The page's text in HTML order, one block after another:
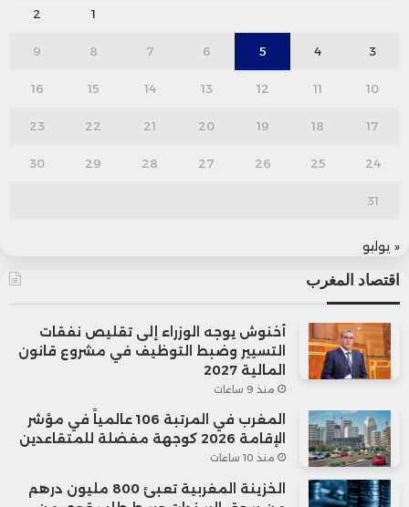
1
2
3
4
5
6
7
8
9
10
11
12
13
14
15
16
17
18
19
20
21
22
23
24
25
26
27
28
29
30
31
« يوليو
اقتصاد المغرب
أخنوش يوجه الوزراء إلى تقليص نفقات
التسيير وضبط التوظيف في مشروع قانون
المالية 2027
منذ 9 ساعات
المغرب في المرتبة 106 عالمياً في مؤشر
الإقامة 2026 كوجهة مفضلة للمتقاعدين
منذ 10 ساعات
الخزينة المغربية تعبئ 800 مليون درهم